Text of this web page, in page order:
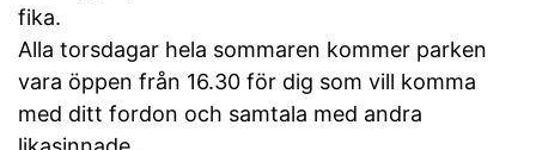
fika.
Alla torsdagar hela sommaren kommer parken
vara öppen från 16.30 för dig som vill komma
med ditt fordon och samtala med andra